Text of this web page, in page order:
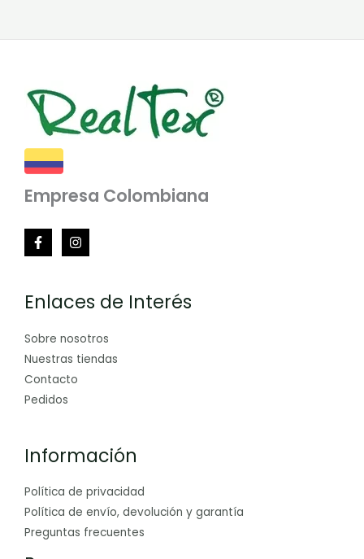
Empresa Colombiana
Enlaces de Interés
Sobre nosotros
Nuestras tiendas
Contacto
Pedidos
Información
Política de privacidad
Política de envío, devolución y garantía
Preguntas frecuentes